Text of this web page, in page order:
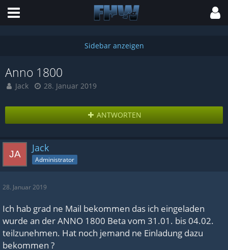
Anno 1800
Jack 28. Januar 2019
ANTWORTEN
Jack
Administrator
28. Januar 2019
Ich hab grad ne Mail bekommen das ich eingeladen
wurde an der ANNO 1800 Beta vom 31.01. bis 04.02.
teilzunehmen. Hat noch jemand ne Einladung dazu
bekommen ?